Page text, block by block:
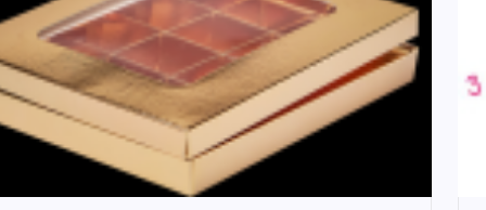
форма
х 6 см
Силиконовая форма для
выпечки 9 ячеек, рифленые
кексики